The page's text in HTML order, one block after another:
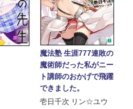
魔法塾 生涯777連敗の
魔術師だった私がニー
ト講師のおかげで飛躍
できました。
壱日千次 リン☆ユウ